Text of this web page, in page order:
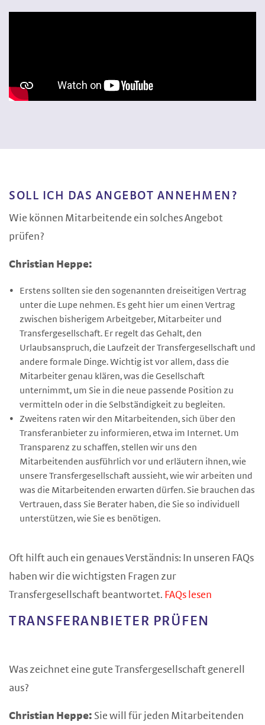
SOLL ICH DAS ANGEBOT ANNEHMEN?
Wie können Mitarbeitende ein solches Angebot
prüfen?
Christian Heppe:
Erstens sollten sie den sogenannten dreiseitigen Vertrag
unter die Lupe nehmen. Es geht hier um einen Vertrag
zwischen bisherigem Arbeitgeber, Mitarbeiter und
Transfergesellschaft. Er regelt das Gehalt, den
Urlaubsanspruch, die Laufzeit der Transfergesellschaft und
andere formale Dinge. Wichtig ist vor allem, dass die
Mitarbeiter genau klären, was die Gesellschaft
unternimmt, um Sie in die neue passende Position zu
vermitteln oder in die Selbständigkeit zu begleiten.
Zweitens raten wir den Mitarbeitenden, sich über den
Transferanbieter zu informieren, etwa im Internet. Um
Transparenz zu schaffen, stellen wir uns den
Mitarbeitenden ausführlich vor und erläutern ihnen, wie
unsere Transfergesellschaft aussieht, wie wir arbeiten und
was die Mitarbeitenden erwarten dürfen. Sie brauchen das
Vertrauen, dass Sie Berater haben, die Sie so individuell
unterstützen, wie Sie es benötigen.
Oft hilft auch ein genaues Verständnis: In unseren FAQs
haben wir die wichtigsten Fragen zur
Transfergesellschaft beantwortet. FAQs lesen
TRANSFERANBIETER PRÜFEN
Was zeichnet eine gute Transfergesellschaft generell
aus?
Christian Heppe: Sie will für jeden Mitarbeitenden